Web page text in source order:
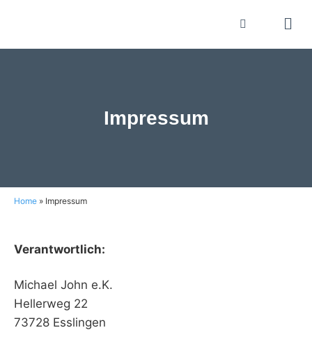
springen
Impressum
Home » Impressum
Verantwortlich:
Michael John e.K.
Hellerweg 22
73728 Esslingen